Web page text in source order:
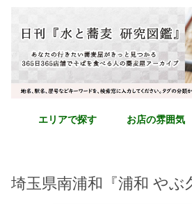
エリアで探す お店の雰囲気
埼玉県南浦和『浦和 やぶ